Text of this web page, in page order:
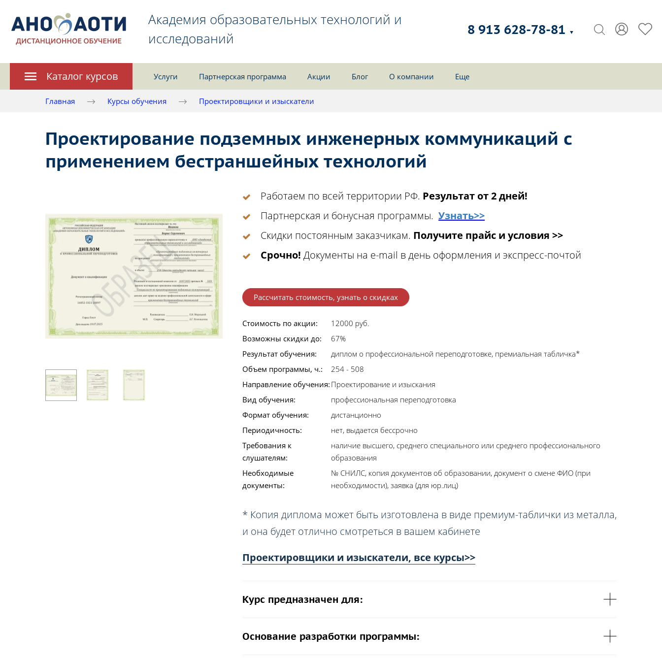
Академия образовательных технологий и
исследований
8 913 628-78-81 ▼
Каталог курсов Услуги Партнерская программа Акции Блог О компании Еще
Главная Курсы обучения Проектировщики и изыскатели
Проектирование подземных инженерных коммуникаций с
применением бестраншейных технологий
Работаем по всей территории РФ. Результат от 2 дней!
Партнерская и бонусная программы.Узнать>>
Скидки постоянным заказчикам. Получите прайс и условия >>
Срочно! Документы на e-mail в день оформления и экспресс-почтой
Рассчитать стоимость, узнать о скидках
Стоимость по акции:
12000 руб.
Возможны скидки до:
67%
Результат обучения:
диплом о профессиональной переподготовке, премиальная табличка*
Объем программы, ч.:
254 - 508
Направление обучения: Проектирование и изыскания
Вид обучения:
профессиональная переподготовка
Формат обучения:
дистанционно
Периодичность:
нет, выдается бессрочно
Требования к
слушателям:
наличие высшего, среднего специального или среднего профессионального
образования
Необходимые
документы:
№ СНИЛС, копия документов об образовании, документ о смене ФИО (при
необходимости), заявка (для юр.лиц)
* Копия диплома может быть изготовлена в виде премиум-таблички из металла,
и она будет отлично смотреться в вашем кабинете
Проектировщики и изыскатели, все курсы>>
Курс предназначен для:
Основание разработки программы: